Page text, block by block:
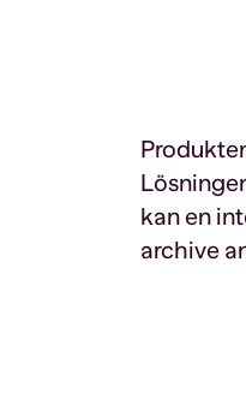
kan en
archive